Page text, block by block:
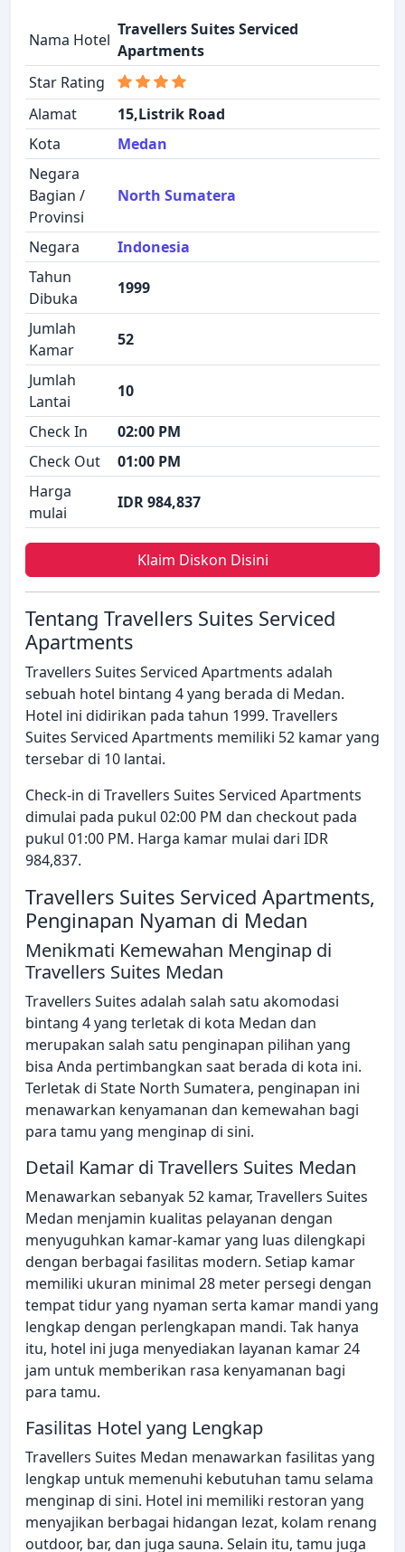
Nama Hotel
Travellers Suites Serviced
Apartments
Star Rating
Alamat
15,Listrik Road
Kota
Medan
Negara
Bagian /
Provinsi
North Sumatera
Negara
Indonesia
Tahun
Dibuka
1999
Jumlah
Kamar
52
Jumlah
Lantai
10
Check In
02:00 PM
Check Out
01:00 PM
Harga
mulai
IDR 984,837
Klaim Diskon Disini
Tentang Travellers Suites Serviced
Apartments
Travellers Suites Serviced Apartments adalah
sebuah hotel bintang 4 yang berada di Medan.
Hotel ini didirikan pada tahun 1999. Travellers
Suites Serviced Apartments memiliki 52 kamar yang
tersebar di 10 lantai.
Check-in di Travellers Suites Serviced Apartments
dimulai pada pukul 02:00 PM dan checkout pada
pukul 01:00 PM. Harga kamar mulai dari IDR
984,837.
Travellers Suites Serviced Apartments,
Penginapan Nyaman di Medan
Menikmati Kemewahan Menginap di
Travellers Suites Medan
Travellers Suites adalah salah satu akomodasi
bintang 4 yang terletak di kota Medan dan
merupakan salah satu penginapan pilihan yang
bisa Anda pertimbangkan saat berada di kota ini.
Terletak di State North Sumatera, penginapan ini
menawarkan kenyamanan dan kemewahan bagi
para tamu yang menginap di sini.
Detail Kamar di Travellers Suites Medan
Menawarkan sebanyak 52 kamar, Travellers Suites
Medan menjamin kualitas pelayanan dengan
menyuguhkan kamar-kamar yang luas dilengkapi
dengan berbagai fasilitas modern. Setiap kamar
memiliki ukuran minimal 28 meter persegi dengan
tempat tidur yang nyaman serta kamar mandi yang
lengkap dengan perlengkapan mandi. Tak hanya
itu, hotel ini juga menyediakan layanan kamar 24
jam untuk memberikan rasa kenyamanan bagi
para tamu.
Fasilitas Hotel yang Lengkap
Travellers Suites Medan menawarkan fasilitas yang
lengkap untuk memenuhi kebutuhan tamu selama
menginap di sini. Hotel ini memiliki restoran yang
menyajikan berbagai hidangan lezat, kolam renang
outdoor, bar, dan juga sauna. Selain itu, tamu juga